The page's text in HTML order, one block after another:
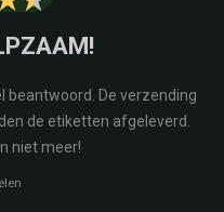
beantwoord. De verzending
de etiketten afgeleverd.
niet meer!